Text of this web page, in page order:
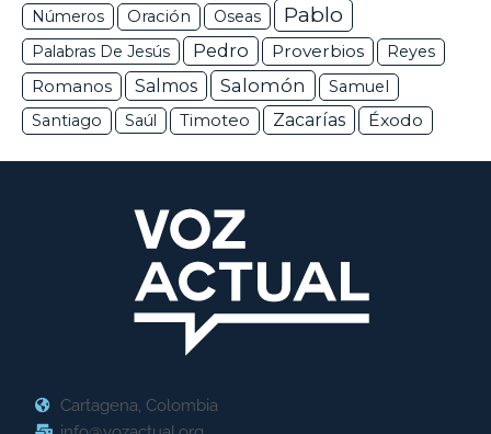
Números Oración Oseas Pablo
Palabras De Jesús Pedro Proverbios Reyes
Romanos Salmos Salomón
Samuel
Santiago
Saúl Timoteo Zacarías Éxodo
Cartagena, Colombia